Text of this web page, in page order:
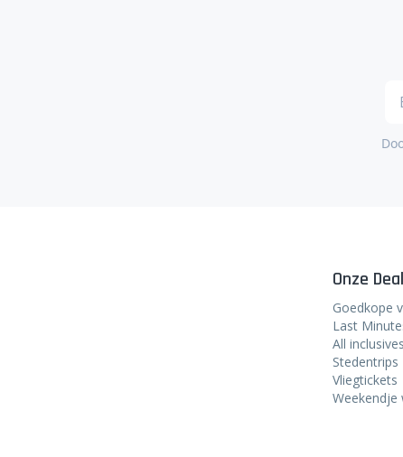
Onze
Goedkope
Last
All inclusives
Stedentrips
Vliegtickets
Weekendje